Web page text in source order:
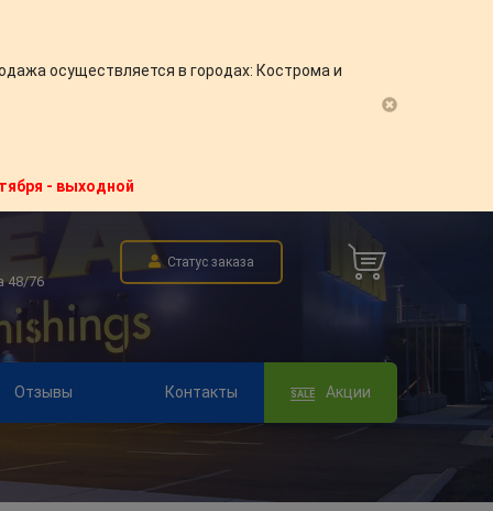
осуществляется в городах: Кострома и
- выходной
48/76
Статус заказа
Отзывы Контакты Акции